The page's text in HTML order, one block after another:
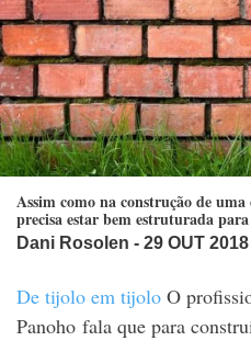
Assim como na construção de
precisa estar bem estruturada
Dani Rosolen - 29 OUT 2018
De tijolo em tijolo O
Panoho fala que para